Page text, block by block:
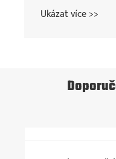
Ukázat více >>